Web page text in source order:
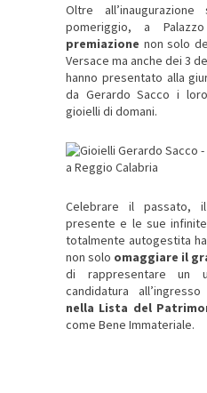
Oltre
pomeriggio, a
premiazione non solo
Versace ma anche dei 3
hanno presentato alla
da Gerardo Sacco i loro
gioielli di domani.
Celebrare ilpassato,
presente e le sue
totalmente autogestita
non solo omaggiare il
di rappresentare un
candidatura
nella Lista del
come Bene Immateriale.